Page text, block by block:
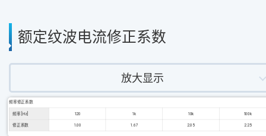
额定纹波电流修正系数
放大显示
频率修正系数
频率 [Hz] 120 1k 10k 100k
修正系数 1.00 1.67 2.05 2.25